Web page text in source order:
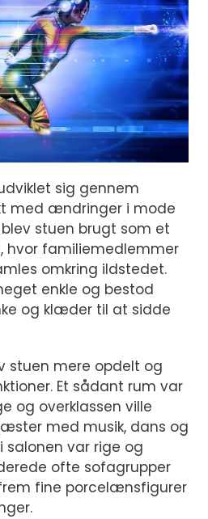
sig gennem
med ændringer i mode
stuen brugt som et
hvor familiemedlemmer
omkring ildstedet.
enkle og bestod
og klæder til at sidde
stuen mere opdelt og
Et sådant rum var
og overklassen ville
med musik, dans og
salonen var rige og
ofte sofagrupper
fine porcelænsfigurer